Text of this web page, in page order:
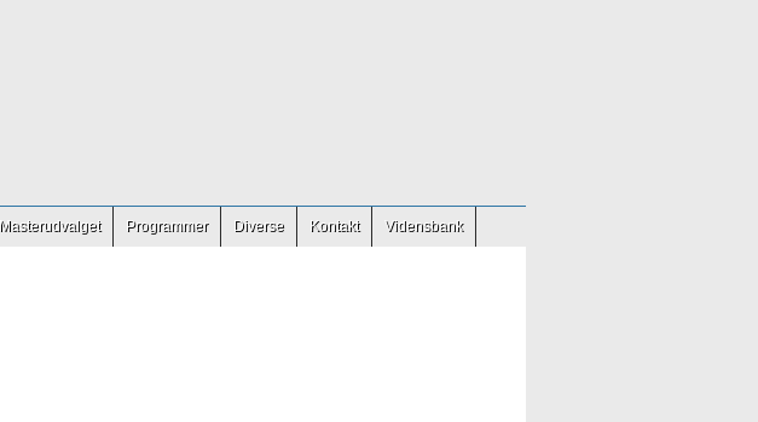
Masterudvalget Programmer Diverse Kontakt Vidensbank